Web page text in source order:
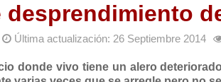
desprendimiento
Última actualización: 26 Septiembre 2014
donde vivo tiene un alero